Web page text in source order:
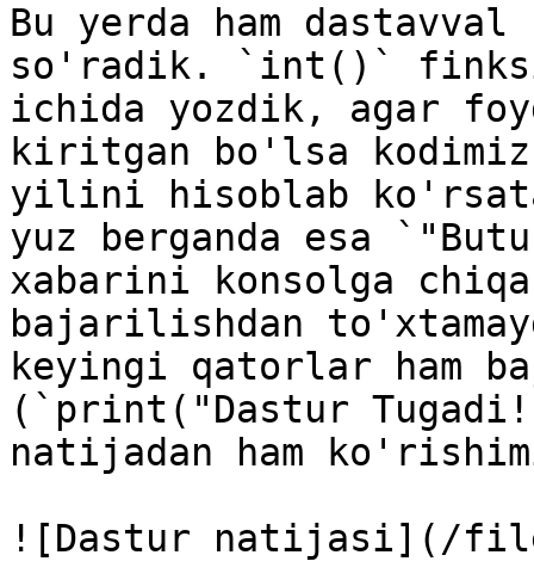
Bu yerda ham
so'radik. `int()`
ichida yozdik, agar
kiritgan bo'lsa
yilini hisoblab
yuz berganda esa
xabarini konsolga
bajarilishdan
keyingi qatorlar ham
(`print("Dastur
natijadan ham
![Dastur natijasi](/files/-